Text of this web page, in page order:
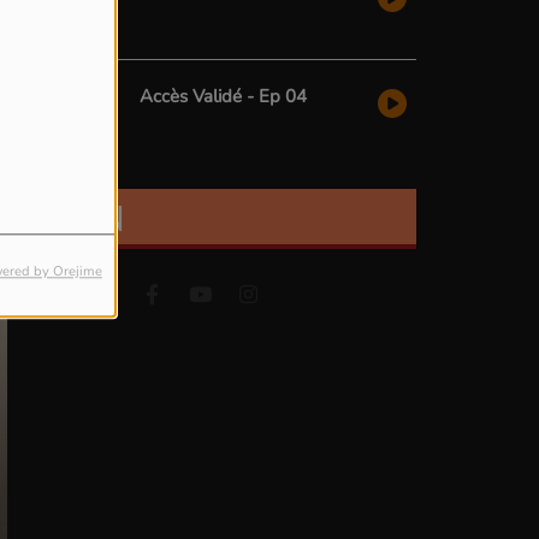
by Orejime
Accès Validé - Ep 04
FIND US ON